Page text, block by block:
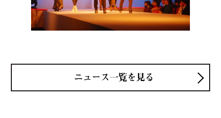
ニュース一覧を見る